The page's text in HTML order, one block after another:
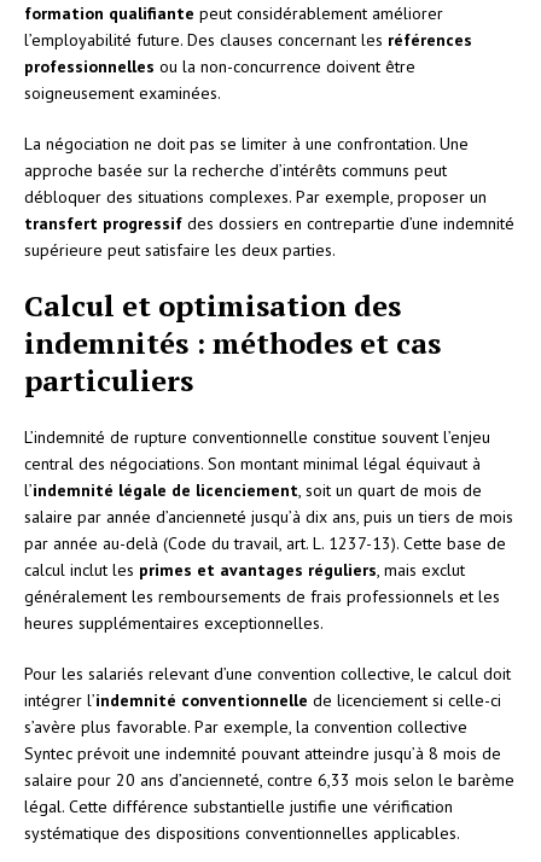
formation qualifiante peut considérablement améliorer
l’employabilité future. Des clauses concernant les références
professionnelles ou la non-concurrence doivent être
soigneusement examinées.
La négociation ne doit pas se limiter à une confrontation. Une
approche basée sur la recherche d’intérêts communs peut
débloquer des situations complexes. Par exemple, proposer un
transfert progressif des dossiers en contrepartie d’une indemnité
supérieure peut satisfaire les deux parties.
Calcul et optimisation des
indemnités : méthodes et cas
particuliers
L’indemnité de rupture conventionnelle constitue souvent l’enjeu
central des négociations. Son montant minimal légal équivaut à
l’indemnité légale de licenciement, soit un quart de mois de
salaire par année d’ancienneté jusqu’à dix ans, puis un tiers de mois
par année au-delà (Code du travail, art. L. 1237-13). Cette base de
calcul inclut les primes et avantages réguliers, mais exclut
généralement les remboursements de frais professionnels et les
heures supplémentaires exceptionnelles.
Pour les salariés relevant d’une convention collective, le calcul doit
intégrer l’indemnité conventionnelle de licenciement si celle-ci
s’avère plus favorable. Par exemple, la convention collective
Syntec prévoit une indemnité pouvant atteindre jusqu’à 8 mois de
salaire pour 20 ans d’ancienneté, contre 6,33 mois selon le barème
légal. Cette différence substantielle justifie une vérification
systématique des dispositions conventionnelles applicables.